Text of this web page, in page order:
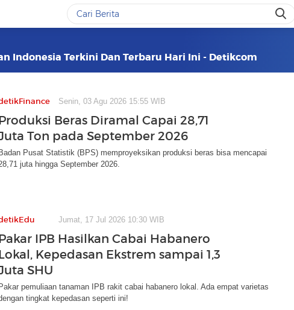
Indonesia Terkini Dan Terbaru Hari Ini - Detikcom
Senin, 03 Agu 2026 15:55 WIB
Beras Diramal Capai 28,71
Ton pada September 2026
Badan Pusat Statistik (BPS) memproyeksikan produksi beras bisa mencapai
juta hingga September 2026.
Jumat, 17 Jul 2026 10:30 WIB
IPB Hasilkan Cabai Habanero
Kepedasan Ekstrem sampai 1,3
SHU
Pakar pemuliaan tanaman IPB rakit cabai habanero lokal. Ada empat varietas
tingkat kepedasan seperti ini!